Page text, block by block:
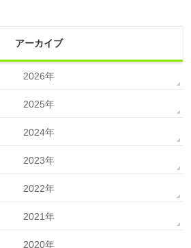
アーカイブ
2026年
2025年
2024年
2023年
2022年
2021年
2020年